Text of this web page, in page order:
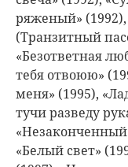
ряженый»
(Транзитный
«Безответная
тебя отвоюю»
меня» (1995),
тучи разведу
«Белый свет»